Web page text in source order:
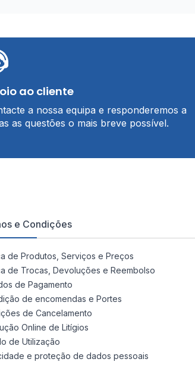
ao cliente
a nossa equipa e responderemos a
as questões o mais breve possível.
e Condições
de Produtos, Serviços e Preços
de Trocas, Devoluções e Reembolso
de Pagamento
de encomendas e Portes
de Cancelamento
Online de Litígios
de Utilização
e proteção de dados pessoais